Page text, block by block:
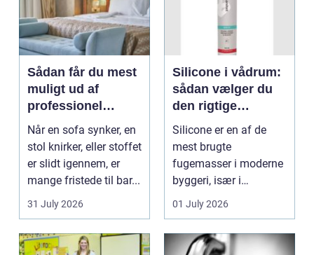
Sådan får du mest
muligt ud af
professionel
møbelpolstring
Når en sofa synker, en
stol knirker, eller stoffet
er slidt igennem, er
mange fristede til bar...
31 July 2026
Silicone i vådrum:
sådan vælger du
den rigtige
fugemasse
Silicone er en af de
mest brugte
fugemasser i moderne
byggeri, især i
badeværelser,
køkkener og andr...
01 July 2026